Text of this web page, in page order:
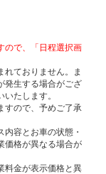
ので、「日程選択画
ておりません。ま
発生する場合がござ
たします。
すので、予めご了承
容とお車の状態・
価格が異なる場合が
料金が表示価格と異